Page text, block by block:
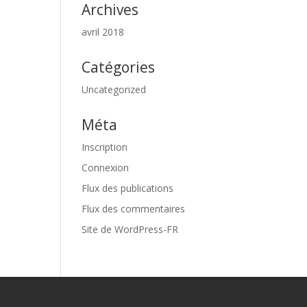
Archives
avril 2018
Catégories
Uncategorized
Méta
Inscription
Connexion
Flux des publications
Flux des commentaires
Site de WordPress-FR